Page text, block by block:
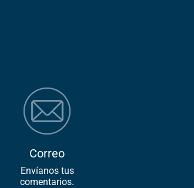
Correo
Envíanos tus
comentarios.